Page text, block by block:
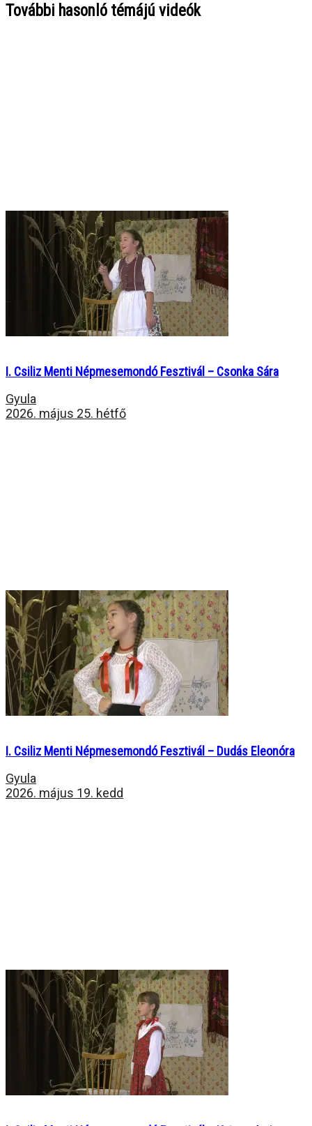
További hasonló témájú videók
I. Csiliz Menti Népmesemondó Fesztivál – Csonka Sára
Gyula
2026. május 25. hétfő
I. Csiliz Menti Népmesemondó Fesztivál – Dudás Eleonóra
Gyula
2026. május 19. kedd